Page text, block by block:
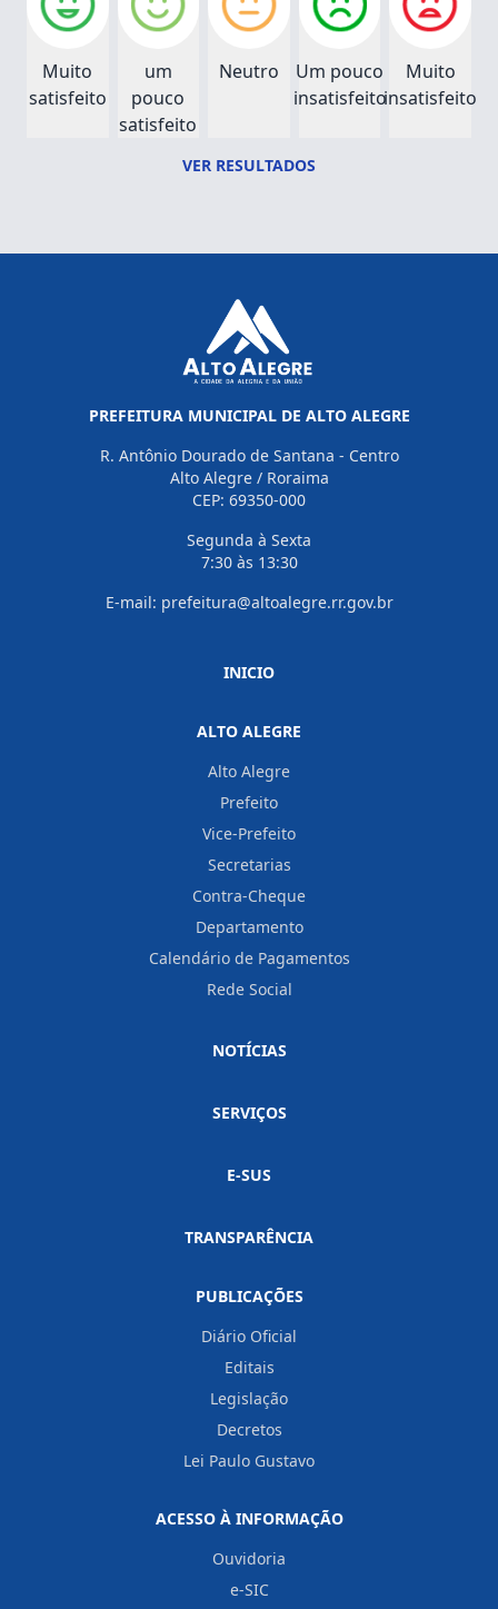
Muito
satisfeito
um
pouco
satisfeito
Neutro
Um pouco
insatisfeito
Muito
insatisfeito
VER RESULTADOS
PREFEITURA MUNICIPAL DE ALTO ALEGRE
R. Antônio Dourado de Santana - Centro
Alto Alegre / Roraima
CEP: 69350-000
Segunda à Sexta
7:30 às 13:30
E-mail: prefeitura@altoalegre.rr.gov.br
INICIO
ALTO ALEGRE
Alto Alegre
Prefeito
Vice-Prefeito
Secretarias
Contra-Cheque
Departamento
Calendário de Pagamentos
Rede Social
NOTÍCIAS
SERVIÇOS
E-SUS
TRANSPARÊNCIA
PUBLICAÇÕES
Diário Oficial
Editais
Legislação
Decretos
Lei Paulo Gustavo
ACESSO À INFORMAÇÃO
Ouvidoria
e-SIC